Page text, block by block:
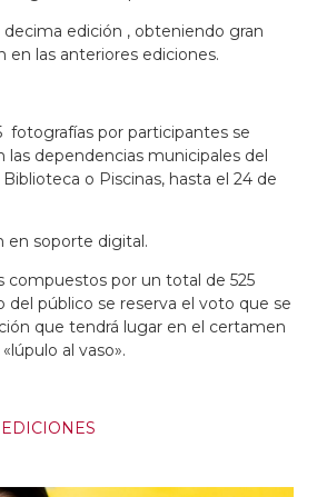
decima edición , obteniendo gran
en las anteriores ediciones.
fotografías por participantes se
dependencias municipales del
o Piscinas, hasta el 24 de
en soporte digital.
compuestos por un total de 525
del público se reserva el voto que se
que tendrá lugar en el certamen
al vaso».